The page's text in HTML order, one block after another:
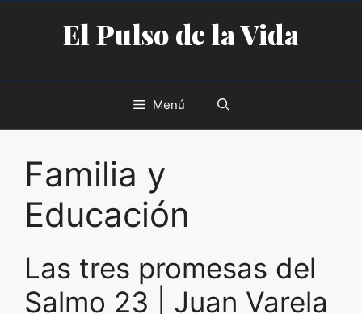
contenidoEl Pulso de la Vida
Menú
Familia y
Educación
Las tres promesas del
Salmo 23 | Juan Varela